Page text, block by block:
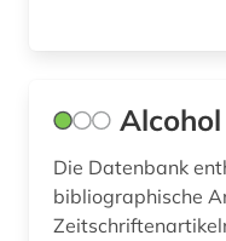
literatur (1)
management (1)
Die Datenbank
bibliographische